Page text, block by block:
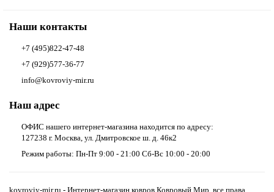
Наши контакты
+7 (495)822-47-48
+7 (929)577-36-77
info@kovroviy-mir.ru
Наш адрес
ОФИС нашего интернет-магазина находится по адресу:
127238 г. Москва, ул. Дмитровское ш. д. 46к2
Режим работы: Пн-Пт 9:00 - 21:00 Сб-Вс 10:00 - 20:00
kovroviy-mir.ru - Интернет-магазин ковров Ковровый Мир, все права